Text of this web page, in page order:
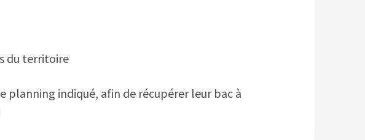
du territoire
planning indiqué, afin de récupérer leur bac à